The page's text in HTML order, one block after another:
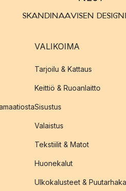
SKANDINAAVISEN
VALIKOIMA
Tarjoilu & Kattaus
Keittiö & Ruoanlaitto
Sisustus
Valaistus
Tekstiilit & Matot
Huonekalut
Ulkokalusteet &